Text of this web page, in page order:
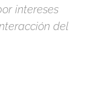
intereses
del